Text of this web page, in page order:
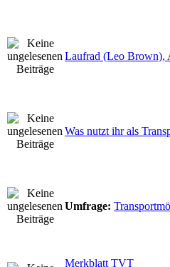
Laufrad (Leo Brown),
Was nutzt ihr als
Umfrage:
Merkblatt TVT